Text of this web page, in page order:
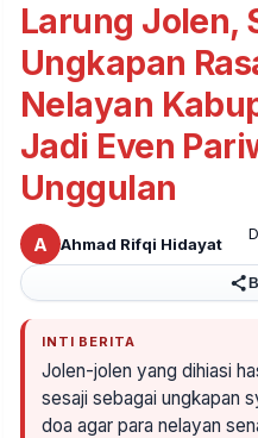
Larung Jolen,
Ungkapan
Nelayan
Jadi Even
Unggulan
A Ahmad Rifqi Hidayat
INTI BERITA
Jolen-jolen yang dihiasi
sesaji sebagai ungkapan
doa agar para nelayan